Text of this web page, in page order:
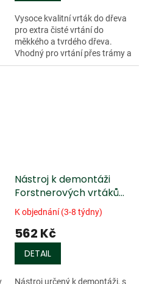
Vysoce kvalitní vrták do dřeva
pro extra čisté vrtání do
měkkého a tvrdého dřeva.
Vhodný pro vrtání přes trámy a
krovy. Pro výrobu srubů a
Nástroj k demontáži
Forstnerových vrtáků
Fisch®
K objednání (3-8 týdny)
562 Kč
DETAIL
Nástroj určený k demontáži, s